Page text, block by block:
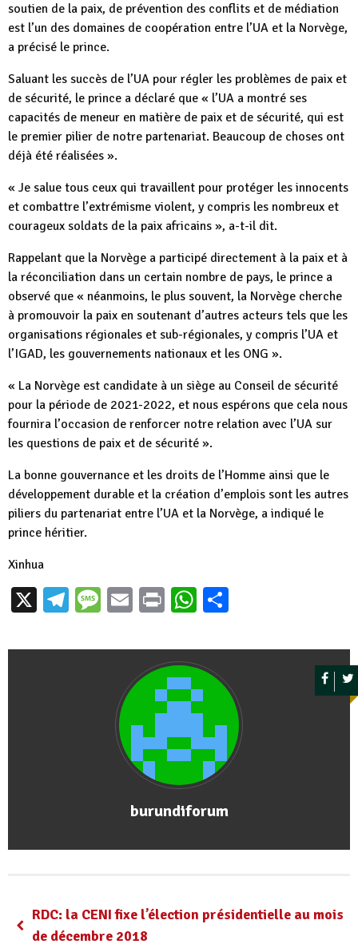
soutien de la paix, de prévention des conflits et de médiation
est l’un des domaines de coopération entre l’UA et la Norvège,
a précisé le prince.
Saluant les succès de l’UA pour régler les problèmes de paix et
de sécurité, le prince a déclaré que « l’UA a montré ses
capacités de meneur en matière de paix et de sécurité, qui est
le premier pilier de notre partenariat. Beaucoup de choses ont
déjà été réalisées ».
« Je salue tous ceux qui travaillent pour protéger les innocents
et combattre l’extrémisme violent, y compris les nombreux et
courageux soldats de la paix africains », a-t-il dit.
Rappelant que la Norvège a participé directement à la paix et à
la réconciliation dans un certain nombre de pays, le prince a
observé que « néanmoins, le plus souvent, la Norvège cherche
à promouvoir la paix en soutenant d’autres acteurs tels que les
organisations régionales et sub-régionales, y compris l’UA et
l’IGAD, les gouvernements nationaux et les ONG ».
« La Norvège est candidate à un siège au Conseil de sécurité
pour la période de 2021-2022, et nous espérons que cela nous
fournira l’occasion de renforcer notre relation avec l’UA sur
les questions de paix et de sécurité ».
La bonne gouvernance et les droits de l’Homme ainsi que le
développement durable et la création d’emplois sont les autres
piliers du partenariat entre l’UA et la Norvège, a indiqué le
prince héritier.
Xinhua
X Telegram
Message
EmailPrintWhatsApp
burundiforum
RDC: la CENI fixe l’élection présidentielle au mois
de décembre 2018